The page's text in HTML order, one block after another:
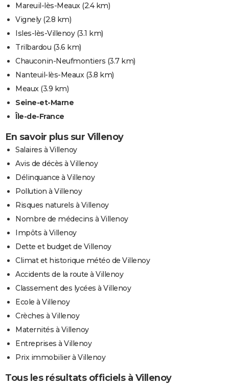
Mareuil-lès-Meaux(2.4 km)
Vignely(2.8 km)
Isles-lès-Villenoy(3.1 km)
Trilbardou (3.6 km)
Chauconin-Neufmontiers (3.7 km)
Nanteuil-lès-Meaux(3.8 km)
Meaux(3.9 km)
Seine-et-Marne
Île-de-France
En savoir plus sur Villenoy
Salaires à Villenoy
Avis de décès à Villenoy
Délinquance à Villenoy
Pollution à Villenoy
Risques naturels à Villenoy
Nombre de médecins à Villenoy
Impôts à Villenoy
Dette et budget de Villenoy
Climat et historique météo de Villenoy
Accidents de la route à Villenoy
Classement des lycées à Villenoy
Ecole à Villenoy
Crèches à Villenoy
Maternités à Villenoy
Entreprises à Villenoy
Prix immobilier à Villenoy
Tous les résultats officiels à Villenoy